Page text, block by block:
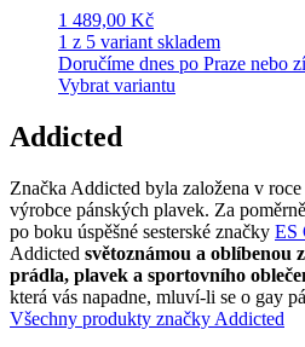
1 489,00 Kč
1 z 5 variant skladem
Doručíme dnes po Praze nebo
Vybrat variantu
Addicted
Značka Addicted byla založena v
výrobce pánských plavek. Za
po boku úspěšné sesterské značky ES
Addicted světoznámou a oblíbenou
prádla, plavek a sportovního
která vás napadne, mluví-li se o gay
Všechny produkty značky Addicted